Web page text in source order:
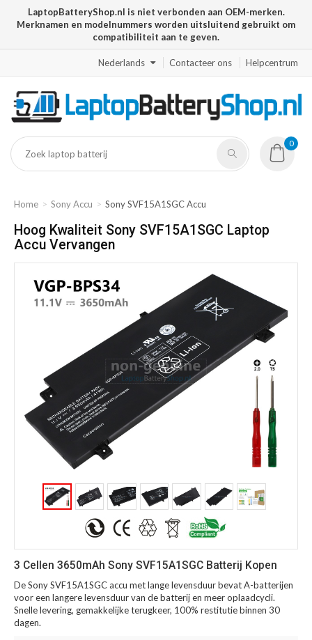
LaptopBatteryShop.nl is niet verbonden aan OEM-merken.
Merknamen en modelnummers worden uitsluitend gebruikt om
compatibiliteit aan te geven.
Nederlands Contacteer ons Helpcentrum
0
Home Sony Accu Sony SVF15A1SGC Accu
Hoog Kwaliteit Sony SVF15A1SGC Laptop
Accu Vervangen
3 Cellen 3650mAh Sony SVF15A1SGC Batterij Kopen
De Sony SVF15A1SGC accu met lange levensduur bevat A-batterijen
voor een langere levensduur van de batterij en meer oplaadcycli.
Snelle levering, gemakkelijke terugkeer, 100% restitutie binnen 30
dagen.